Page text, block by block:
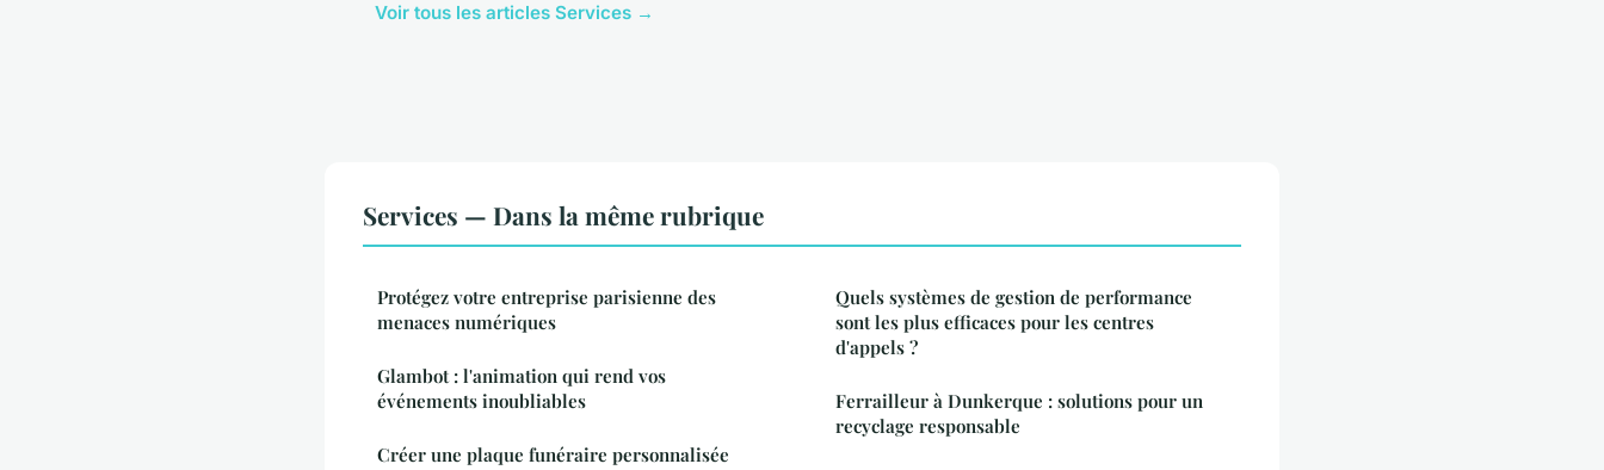
Voir tous les articles Services →
Services — Dans la même rubrique
Protégez votre entreprise parisienne des
menaces numériques
Glambot : l'animation qui rend vos
événements inoubliables
Créer une plaque funéraire personnalisée
Quels systèmes de gestion de performance
sont les plus efficaces pour les centres
d'appels ?
Ferrailleur à Dunkerque : solutions pour un
recyclage responsable